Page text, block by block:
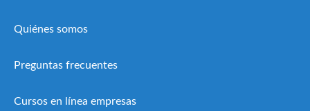
Quiénes somos
Preguntas frecuentes
Cursos en línea empresas